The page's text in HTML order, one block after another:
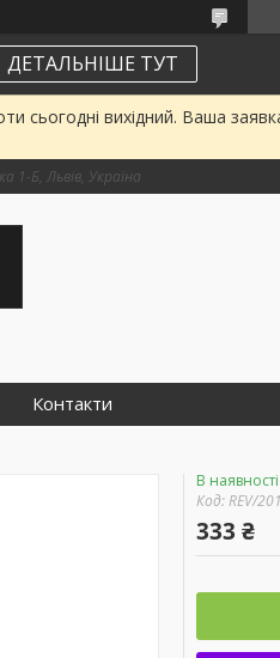
ДЕТАЛЬНІШЕ ТУТ
сьогодні вихідний. Ваша
1-Б, Львів, Україна
Контакти
В наявності
Код:REV/
333 ₴